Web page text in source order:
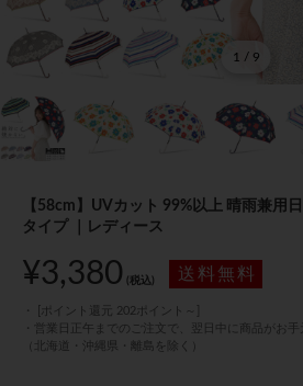
1 / 9
【58cm】UVカット 99%以上 晴雨兼用
タイプ ｜レディース
¥3,380 (税込)
[ポイント還元 202ポイント～]